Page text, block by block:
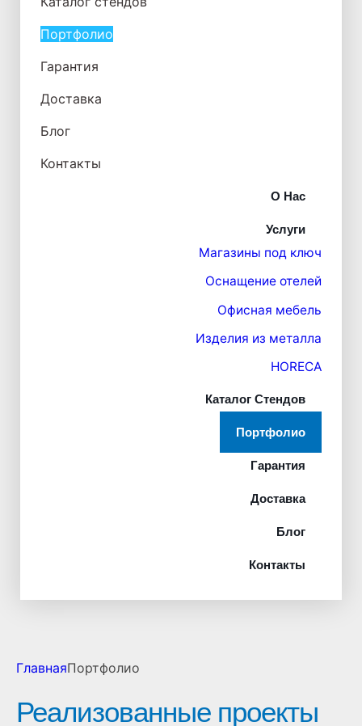
Портфолио
Гарантия
Доставка
Блог
Контакты
О Нас
Услуги
Магазины под ключ
Оснащение отелей
Офисная мебель
Изделия из металла
HORECA
Каталог Стендов
Портфолио
Гарантия
Доставка
Блог
Контакты
ГлавнаяПортфолио
Реализованные проекты